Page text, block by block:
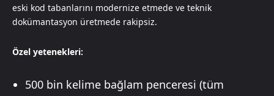
eski kod tabanlarını modernize etmede ve teknik
dokümantasyon üretmede rakipsiz.
Özel yetenekleri:
500 bin kelime bağlam penceresi (tüm